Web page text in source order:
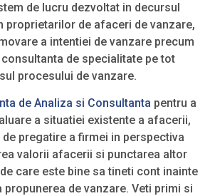
de lucru dezvoltat in decursul
proprietarilor de afaceri de vanzare,
a intentiei de vanzare precum
de specialitate pe tot
procesului de vanzare.
de Analiza si Consultanta pentru a
a situatiei existente a afacerii,
pregatire a firmei in perspectiva
valorii afacerii si punctarea altor
care este bine sa tineti cont inainte
propunerea de vanzare. Veti primi si